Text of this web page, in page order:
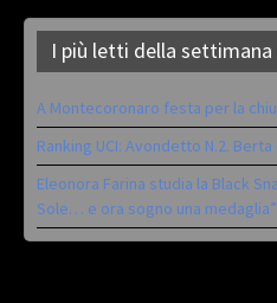
I più letti della settimana
A Montecoronaro festa per la
Ranking UCI: Avondetto N.2.
Eleonora Farina studia la Black
Sole… e ora sogno una medaglia”